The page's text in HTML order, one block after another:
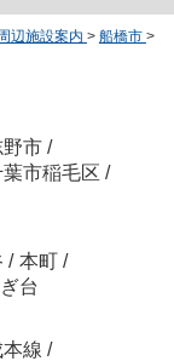
辺施設案内 > 船橋市 >
野市 /
葉市稲毛区 /
/ 本町 /
台
線 /